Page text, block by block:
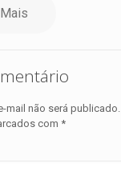
mail não será publicado.
com *